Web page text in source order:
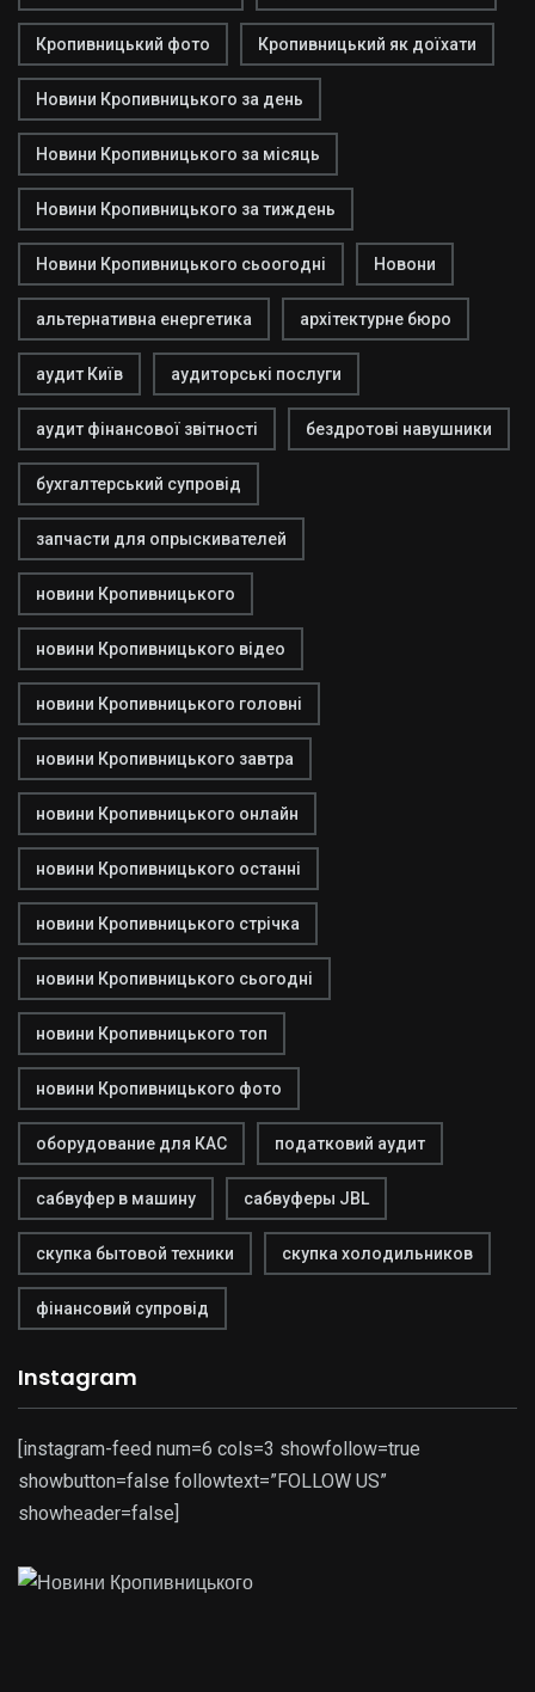
Кропивницький фото Кропивницький як доїхати
Новини Кропивницького за день
Новини Кропивницького за місяць
Новини Кропивницького за тиждень
Новини Кропивницького сьоогодні Новони
альтернативна енергетика архітектурне бюро
аудит Київ аудиторські послуги
аудит фінансової звітності бездротові навушники
бухгалтерський супровід
запчасти для опрыскивателей
новини Кропивницького
новини Кропивницького відео
новини Кропивницького головні
новини Кропивницького завтра
новини Кропивницького онлайн
новини Кропивницького останні
новини Кропивницького стрічка
новини Кропивницького сьогодні
новини Кропивницького топ
новини Кропивницького фото
оборудование для КАС податковий аудит
сабвуфер в машину сабвуферы JBL
скупка бытовой техники скупка холодильников
фінансовий супровід
Instagram
[instagram-feed num=6 cols=3 showfollow=true
showbutton=false followtext=”FOLLOW US”
showheader=false]